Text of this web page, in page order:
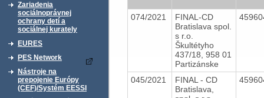
Zariadenia
sociálnoprávnej
ochrany detí a
sociálnej kurately
EURES
PES Network
Nástroje na
prepojenie Európy
(CEF)/Systém EESSI
074/2021
FINAL-CD
Bratislava spol.
s r.o.
Škultétyho
437/18, 958 01
Partizánske
045/2021
FINAL - CD
Bratislava,